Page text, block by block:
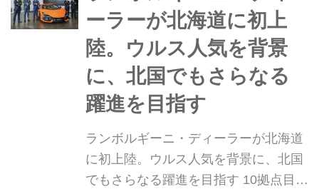
ーラーが北海道に初上
陸。ウルス人気を背景
に、北国でもさらなる
躍進を目指す
ランボルギーニ・ディーラーが北海道
に初上陸。ウルス人気を背景に、北国
でもさらなる躍進を目指す 10拠点目と